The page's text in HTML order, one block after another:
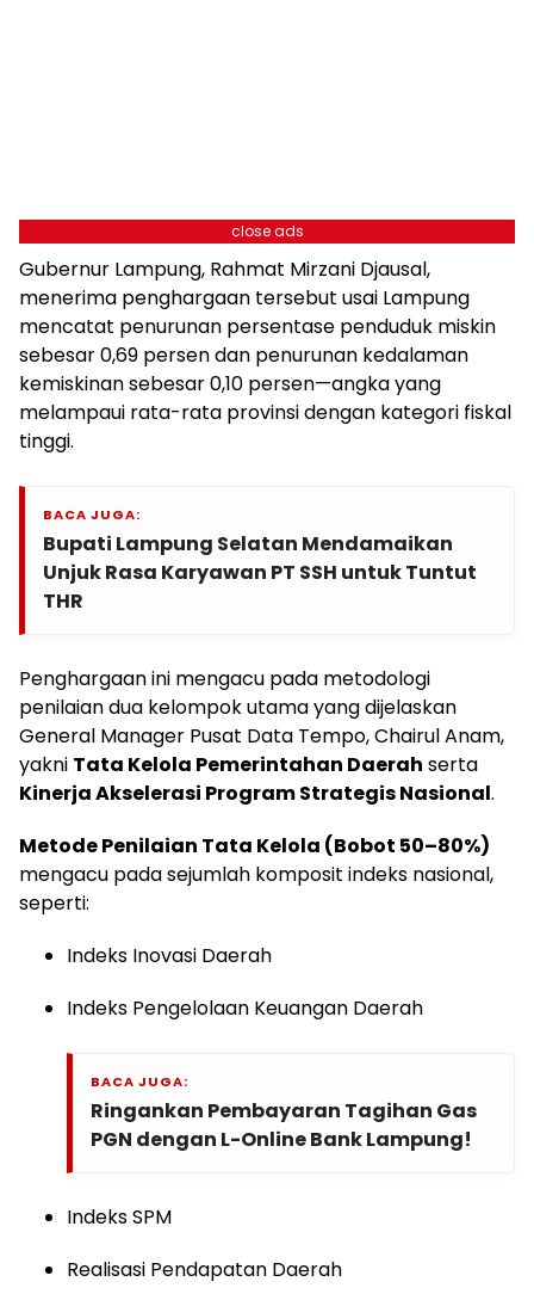
close ads
Gubernur Lampung, Rahmat Mirzani Djausal,
menerima penghargaan tersebut usai Lampung
mencatat penurunan persentase penduduk miskin
sebesar 0,69 persen dan penurunan kedalaman
kemiskinan sebesar 0,10 persen—angka yang
melampaui rata-rata provinsi dengan kategori fiskal
tinggi.
BACA JUGA:
Bupati Lampung Selatan Mendamaikan
Unjuk Rasa Karyawan PT SSH untuk Tuntut
THR
Penghargaan ini mengacu pada metodologi
penilaian dua kelompok utama yang dijelaskan
General Manager Pusat Data Tempo, Chairul Anam,
yakni Tata Kelola Pemerintahan Daerah serta
Kinerja Akselerasi Program Strategis Nasional.
Metode Penilaian Tata Kelola (Bobot 50–80%)
mengacu pada sejumlah komposit indeks nasional,
seperti:
Indeks Inovasi Daerah
Indeks Pengelolaan Keuangan Daerah
BACA JUGA:
Ringankan Pembayaran Tagihan Gas
PGN dengan L-Online Bank Lampung!
Indeks SPM
Realisasi Pendapatan Daerah